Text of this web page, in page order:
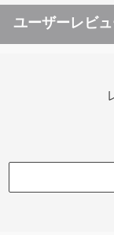
ユーザーレビ